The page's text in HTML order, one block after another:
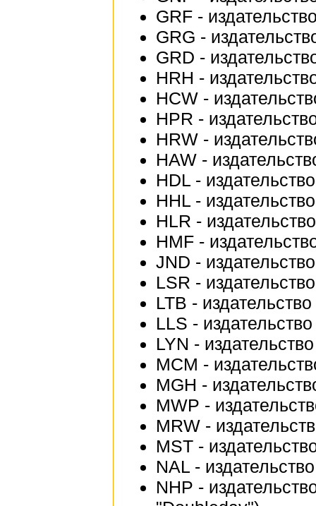
GRF -
GRG -
GRD -
HRH -
HCW -
HPR -
HRW -
HAW -
HDL -
HHL -
HLR -
HMF -
JND -
LSR -
LTB -
LLS -
LYN -
МCM -
MGH -
MWP -
MRW -
MST -
NAL -
NHP -